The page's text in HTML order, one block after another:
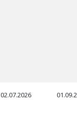
02.07.2026